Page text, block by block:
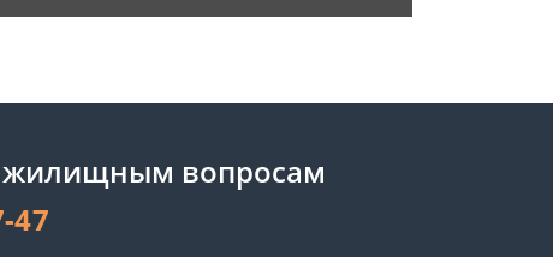
жилищным вопросам
47